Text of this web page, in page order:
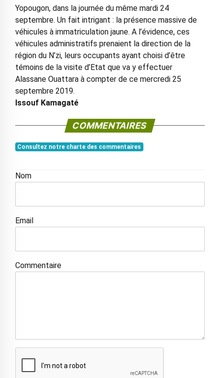
Yopougon, dans la journée du même mardi 24
septembre. Un fait intrigant : la présence massive de
véhicules à immatriculation jaune. A l’évidence, ces
véhicules administratifs prenaient la direction de la
région du N’zi, leurs occupants ayant choisi d’être
témoins de la visite d’Etat que va y effectuer
Alassane Ouattara à compter de ce mercredi 25
septembre 2019.
Issouf Kamagaté
COMMENTAIRES
Consultez notre charte des commentaires
Nom
Email
Commentaire